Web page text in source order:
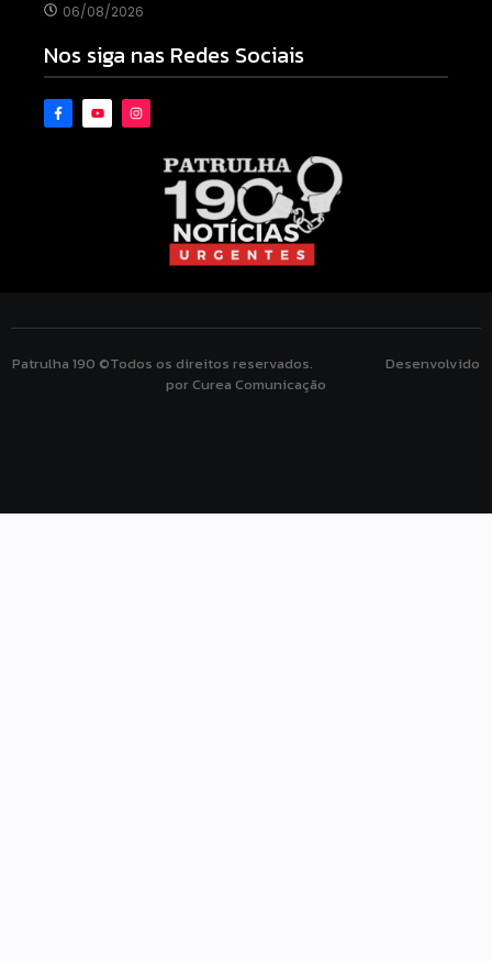
06/08/2026
Nos siga nas Redes Sociais
Patrulha 190 ©Todos os direitos reservados. Desenvolvido
por Curea Comunicação